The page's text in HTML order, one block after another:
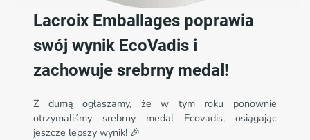
Lacroix Emballages poprawia
swój wynik EcoVadis i
zachowuje srebrny medal!
Z dumą ogłaszamy, że w tym roku ponownie
otrzymaliśmy srebrny medal Ecovadis, osiągając
jeszcze lepszy wynik! 🎉